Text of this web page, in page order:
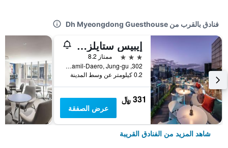
فنادق بالقرب من Dh Myeongdong Guesthouse
إيبيس ستايلز أمباسادور سول ميونجدونج
3 نجوم
ممتاز 8.2
302, Samil-Daero, Jung-gu, سيول, كوريا الجنوبية
0.2 كيلومتر عن وسط المدينة
331 ﷼
عرض الصفقة
شاهد المزيد من الفنادق القريبة